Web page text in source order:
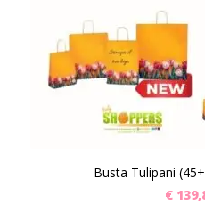
Busta Tulipani
€